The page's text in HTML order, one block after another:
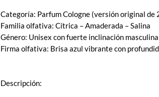
Categoría: Parfum Cologne (versión original de
Familia olfativa: Cítrica – Amaderada – Salina
Género: Unisex con fuerte inclinación masculina
Firma olfativa: Brisa azul vibrante con
Descripción: